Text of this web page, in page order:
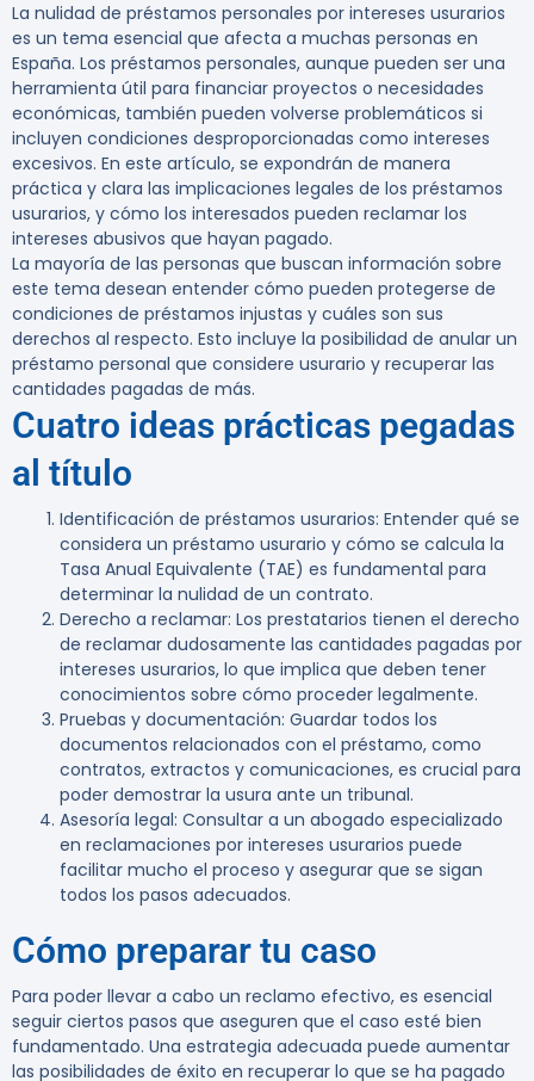
La nulidad de préstamos personales por intereses usurarios
es un tema esencial que afecta a muchas personas en
España. Los préstamos personales, aunque pueden ser una
herramienta útil para financiar proyectos o necesidades
económicas, también pueden volverse problemáticos si
incluyen condiciones desproporcionadas como intereses
excesivos. En este artículo, se expondrán de manera
práctica y clara las implicaciones legales de los préstamos
usurarios, y cómo los interesados pueden reclamar los
intereses abusivos que hayan pagado.
La mayoría de las personas que buscan información sobre
este tema desean entender cómo pueden protegerse de
condiciones de préstamos injustas y cuáles son sus
derechos al respecto. Esto incluye la posibilidad de anular un
préstamo personal que considere usurario y recuperar las
cantidades pagadas de más.
Cuatro ideas prácticas pegadas
al título
Identificación de préstamos usurarios: Entender qué se
considera un préstamo usurario y cómo se calcula la
Tasa Anual Equivalente (TAE) es fundamental para
determinar la nulidad de un contrato.
Derecho a reclamar: Los prestatarios tienen el derecho
de reclamar dudosamente las cantidades pagadas por
intereses usurarios, lo que implica que deben tener
conocimientos sobre cómo proceder legalmente.
Pruebas y documentación: Guardar todos los
documentos relacionados con el préstamo, como
contratos, extractos y comunicaciones, es crucial para
poder demostrar la usura ante un tribunal.
Asesoría legal: Consultar a un abogado especializado
en reclamaciones por intereses usurarios puede
facilitar mucho el proceso y asegurar que se sigan
todos los pasos adecuados.
Cómo preparar tu caso
Para poder llevar a cabo un reclamo efectivo, es esencial
seguir ciertos pasos que aseguren que el caso esté bien
fundamentado. Una estrategia adecuada puede aumentar
las posibilidades de éxito en recuperar lo que se ha pagado